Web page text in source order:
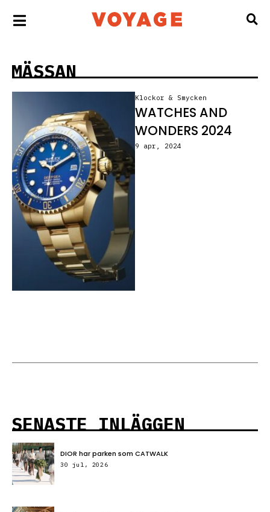
MÄSSAN
Klockor & Smycken
WATCHES AND
WONDERS 2024
9 apr, 2024
SENASTE INLÄGGEN
DIOR har parken som CATWALK
30 jul, 2026